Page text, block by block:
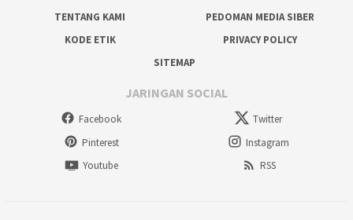
TENTANG KAMI
PEDOMAN MEDIA SIBER
KODE ETIK
PRIVACY POLICY
SITEMAP
JARINGAN SOCIAL
Facebook
Twitter
Pinterest
Instagram
Youtube
RSS